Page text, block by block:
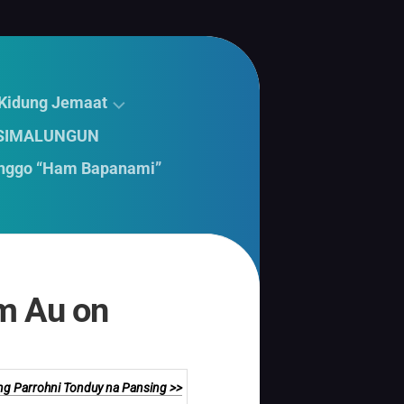
Jemaat
“Ham Bapanami”
Au on
Parrohni Tonduy na Pansing >>